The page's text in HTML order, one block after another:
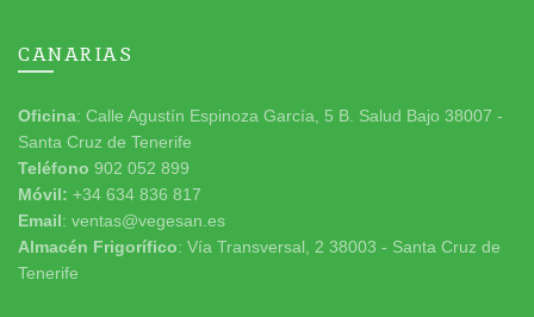
CANARIAS
Oficina: Calle Agustín Espinoza García, 5 B. Salud Bajo 38007 -
Santa Cruz de Tenerife
Teléfono 902 052 899
Móvil: +34 634 836 817
Email: ventas@vegesan.es
Almacén Frigorífico: Vía Transversal, 2 38003 - Santa Cruz de
Tenerife